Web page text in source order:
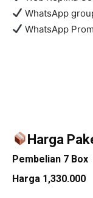
WhatsApp
WhatsApp
Harga
Pembelian 7 Box
Harga 1,330.000